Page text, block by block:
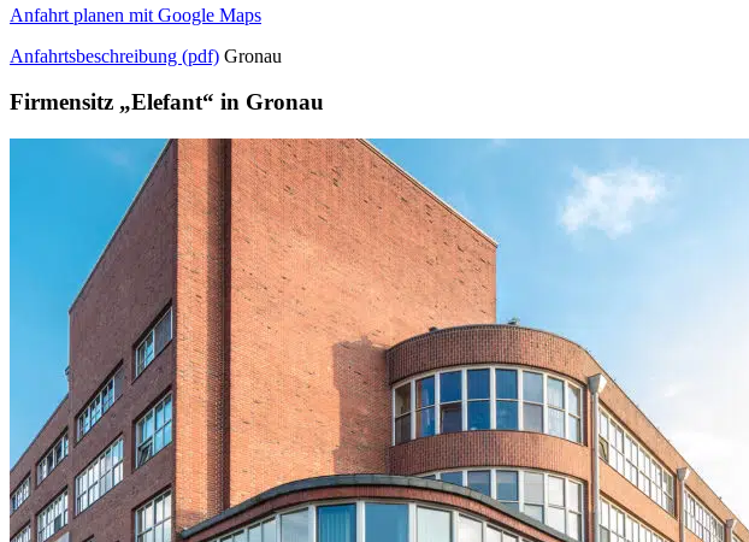
Anfahrt planen mit Google Maps
Anfahrtsbeschreibung (pdf) Gronau
Firmensitz „Elefant“ in Gronau